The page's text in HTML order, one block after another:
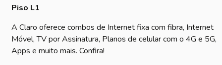
Piso L1
A Claro oferece combos de Internet fixa com fibra, Internet
Móvel, TV por Assinatura, Planos de celular com o 4G e 5G,
Apps e muito mais. Confira!